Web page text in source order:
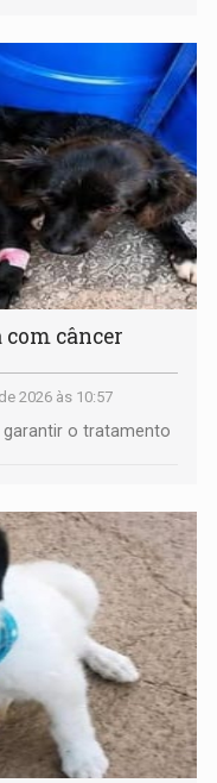
com câncer
2026 às 10:57
garantir o tratamento